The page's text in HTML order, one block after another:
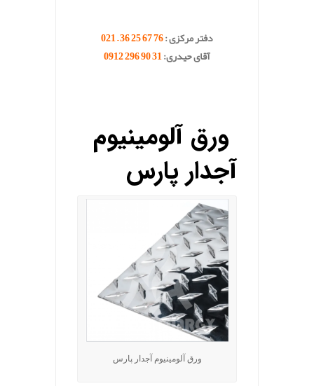
دفتر مرکزی :76 67 25 36 – 021
آقای حیدری:31 90 296 0912
ورق آلومینیوم
آجدار پارس
ورق آلومینیوم آجدار پارس